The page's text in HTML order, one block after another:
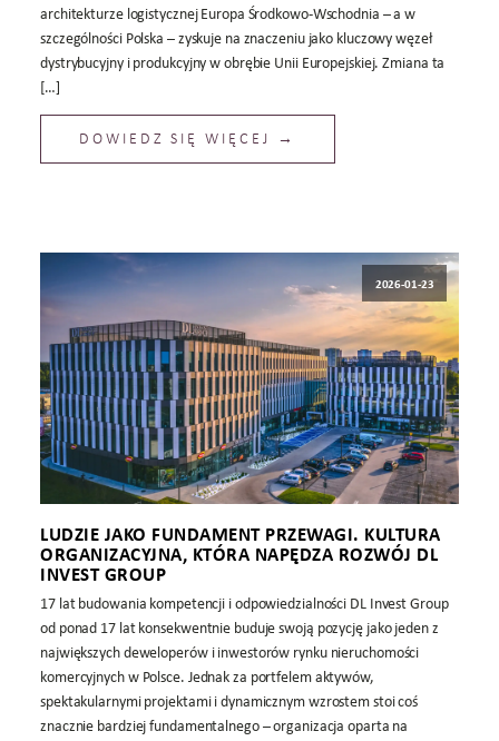
architekturze logistycznej Europa Środkowo-Wschodnia – a w
szczególności Polska – zyskuje na znaczeniu jako kluczowy węzeł
dystrybucyjny i produkcyjny w obrębie Unii Europejskiej. Zmiana ta
[…]
DOWIEDZ SIĘ WIĘCEJ →
2026-01-23
LUDZIE JAKO FUNDAMENT PRZEWAGI. KULTURA
ORGANIZACYJNA, KTÓRA NAPĘDZA ROZWÓJ DL
INVEST GROUP
17 lat budowania kompetencji i odpowiedzialności DL Invest Group
od ponad 17 lat konsekwentnie buduje swoją pozycję jako jeden z
największych deweloperów i inwestorów rynku nieruchomości
komercyjnych w Polsce. Jednak za portfelem aktywów,
spektakularnymi projektami i dynamicznym wzrostem stoi coś
znacznie bardziej fundamentalnego – organizacja oparta na